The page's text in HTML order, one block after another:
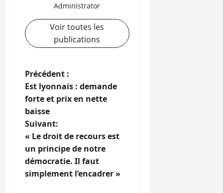
Administrator
Voir toutes les
publications
N
a
v
i
g
a
Précédent :
Est lyonnais : demande
forte et prix en nette
baisse
Suivant:
« Le droit de recours est
un principe de notre
démocratie. Il faut
simplement l’encadrer »